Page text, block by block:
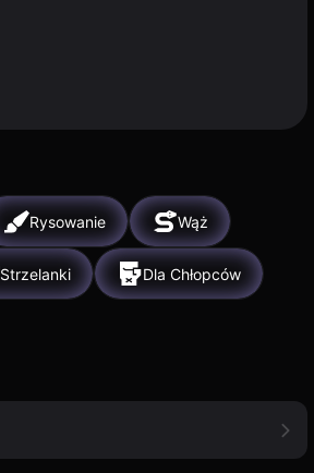
Rysowanie Wąż
Strzelanki Dla Chłopców